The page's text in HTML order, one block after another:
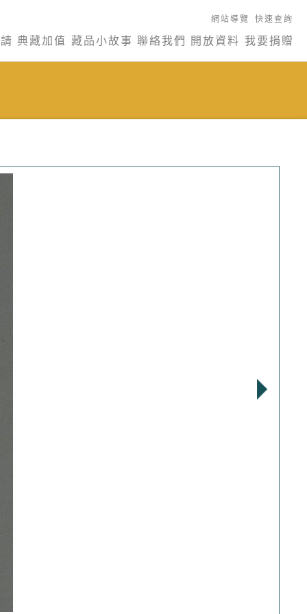
網站導覽 快速查詢
典藏加值 藏品小故事 聯絡我們 開放資料 我要捐贈